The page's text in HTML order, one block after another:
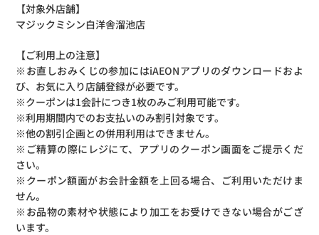
【対象外店舗】
マジックミシン白洋舎溜池店
【ご利用上の注意】
※お直しおみくじの参加にはiAEONアプリのダウンロードおよ
び、お気に入り店舗登録が必要です。
※クーポンは1会計につき1枚のみご利用可能です。
※利用期間内でのお支払いのみ割引対象です。
※他の割引企画との併用利用はできません。
※ご精算の際にレジにて、アプリのクーポン画面をご提示くだ
さい。
※クーポン額面がお会計金額を上回る場合、ご利用いただけま
せん。
※お品物の素材や状態により加工をお受けできない場合がござ
います。